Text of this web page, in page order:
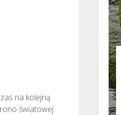
na kolejną
światowej